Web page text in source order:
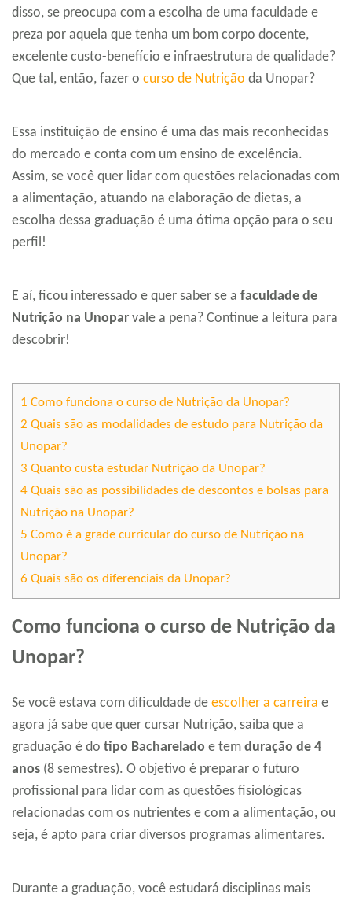
disso, se preocupa com a escolha de uma faculdade e
preza por aquela que tenha um bom corpo docente,
excelente custo-benefício e infraestrutura de qualidade?
Que tal, então, fazer o curso de Nutrição da Unopar?
Essa instituição de ensino é uma das mais reconhecidas
do mercado e conta com um ensino de excelência.
Assim, se você quer lidar com questões relacionadas com
a alimentação, atuando na elaboração de dietas, a
escolha dessa graduação é uma ótima opção para o seu
perfil!
E aí, ficou interessado e quer saber se a faculdade de
Nutrição na Unopar vale a pena? Continue a leitura para
descobrir!
1 Como funciona o curso de Nutrição da Unopar?
2 Quais são as modalidades de estudo para Nutrição da
Unopar?
3 Quanto custa estudar Nutrição da Unopar?
4 Quais são as possibilidades de descontos e bolsas para
Nutrição na Unopar?
5 Como é a grade curricular do curso de Nutrição na
Unopar?
6 Quais são os diferenciais da Unopar?
Como funciona o curso de Nutrição da
Unopar?
Se você estava com dificuldade de escolher a carreira e
agora já sabe que quer cursar Nutrição, saiba que a
graduação é do tipo Bacharelado e tem duração de 4
anos (8 semestres). O objetivo é preparar o futuro
profissional para lidar com as questões fisiológicas
relacionadas com os nutrientes e com a alimentação, ou
seja, é apto para criar diversos programas alimentares.
Durante a graduação, você estudará disciplinas mais